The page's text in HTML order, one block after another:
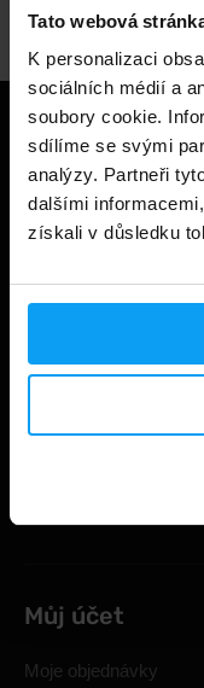
Tato webová
K personalizaci
sociálních médií a
soubory cookie.
sdílíme se svými
analýzy. Partneři
dalšími
získali v důsledku
Užitečné
Způsoby a ceny
Obchodní podmínky
Ochrana soukromí
Odstoupení od
Můj účet
Moje objednávky